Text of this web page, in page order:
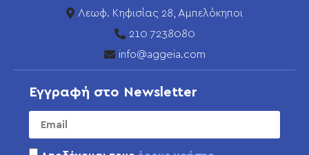
Λεωφ. Κηφισίας 28, Αμπελόκηποι
210 7238080
info@aggeia.com
Εγγραφή στο Newsletter